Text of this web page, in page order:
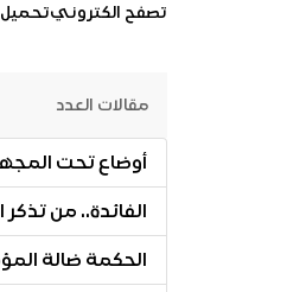
تصفح الكترونيتحميل
مقالات العدد
أوضاع تحت
الفائدة.. من
الحكمة ضالة المؤمن «48»الدال على